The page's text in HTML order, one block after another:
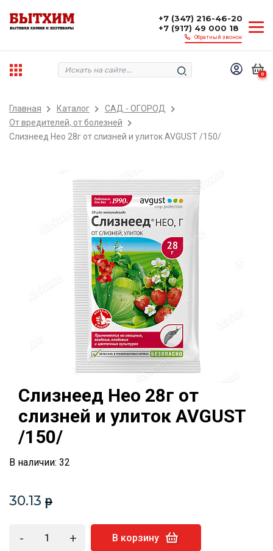
+7 (347) 216-46-20
+7 (917) 49 000 18
Обратный звонок
0
Главная Каталог
САД - ОГОРОД
От вредителей, от болезней
Слизнеед Нео 28г от слизней и улиток AVGUST /150/
Слизнеед Нео 28г от
слизней и улиток AVGUST
/150/
В наличии: 32
30.13 p
- + В корзину